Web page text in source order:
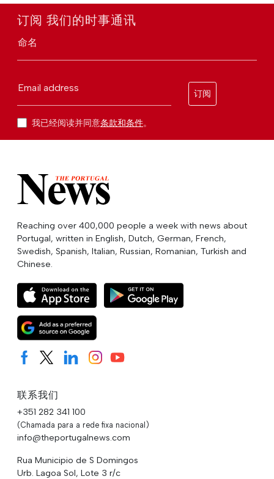
订阅 我们的时事通讯
命名
Email address
订阅
我已经阅读并同意条款和条件。
Reaching over 400,000 people a week with news about
Portugal, written in English, Dutch, German, French,
Swedish, Spanish, Italian, Russian, Romanian, Turkish and
Chinese.
联系我们
+351 282 341 100
(Chamada para a rede fixa nacional)
info@theportugalnews.com
Rua Municipio de S Domingos
Urb. Lagoa Sol, Lote 3 r/c